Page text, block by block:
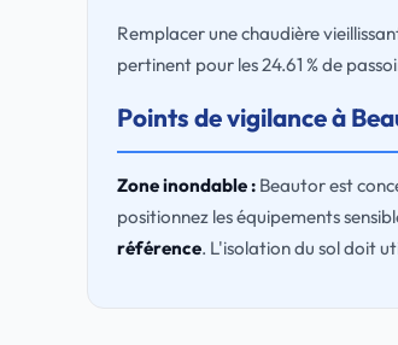
Remplacer une chaudière
pertinent pour les 24.61 % de
Points de vigilance à
Zone inondable : Beautor est
positionnez les équipements
référence. L'isolation du sol doit